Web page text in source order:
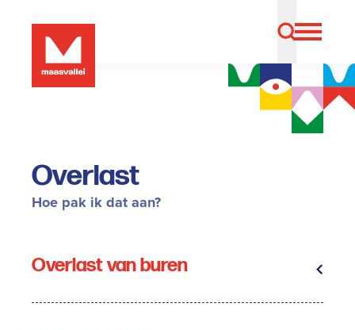
Overlast
Hoe pak ik dat aan?
Overlast van buren